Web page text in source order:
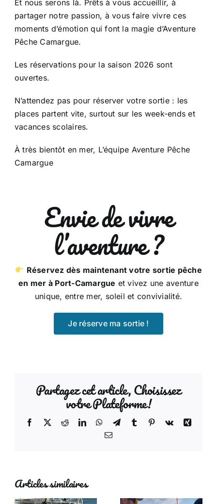
Et nous serons là. Prêts à vous accueillir, à
partager notre passion, à vous faire vivre ces
moments d’émotion qui font la magie d’Aventure
Pêche Camargue.
Les réservations pour la saison 2026 sont
ouvertes.
N’attendez pas pour réserver votre sortie : les
places partent vite, surtout sur les week-ends et
vacances scolaires.
À très bientôt en mer, L’équipe Aventure Pêche
Camargue
Envie de vivre
l’aventure ?
Réservez dès maintenant votre sortie pêche
en mer à Port-Camargue et vivez une aventure
unique, entre mer, soleil et convivialité.
Je réserve ma sortie !
Partagez cet article, Choisissez
votre Plateforme!
Facebook
X RedditLinkedInWhatsApp
TelegramTumblr Pinterest
Vk
Xing
Email
Articles similaires
Aventure